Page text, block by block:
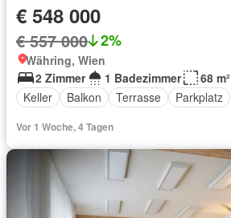
€ 548 000
€ 557 000 2%
Währing, Wien
2 Zimmer
1 Badezimmer
68 m²
Keller
Balkon Terrasse Parkplatz
Vor 1 Woche, 4 Tagen